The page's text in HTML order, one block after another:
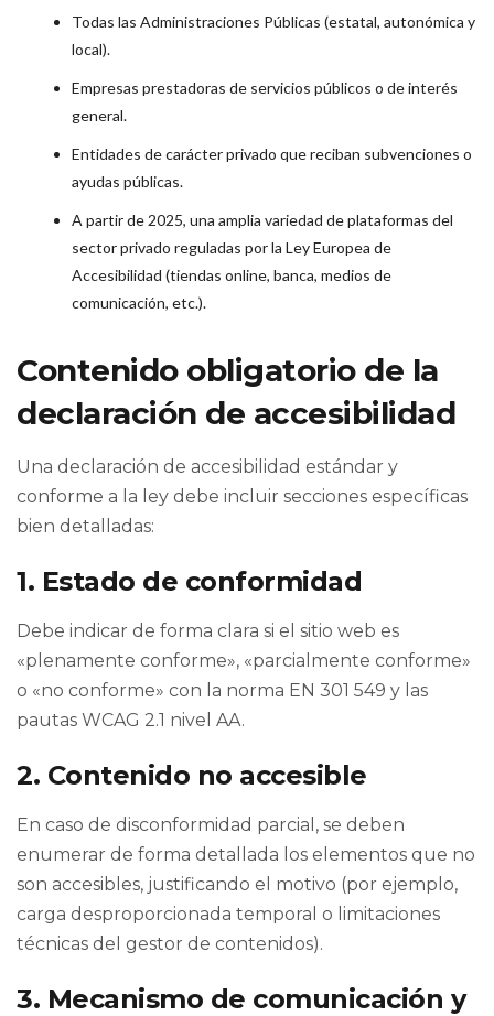
Todas las Administraciones Públicas (estatal, autonómica y
local).
Empresas prestadoras de servicios públicos o de interés
general.
Entidades de carácter privado que reciban subvenciones o
ayudas públicas.
A partir de 2025, una amplia variedad de plataformas del
sector privado reguladas por la Ley Europea de
Accesibilidad (tiendas online, banca, medios de
comunicación, etc.).
Contenido obligatorio de la
declaración de accesibilidad
Una declaración de accesibilidad estándar y
conforme a la ley debe incluir secciones específicas
bien detalladas:
1. Estado de conformidad
Debe indicar de forma clara si el sitio web es
«plenamente conforme», «parcialmente conforme»
o «no conforme» con la norma EN 301 549 y las
pautas WCAG 2.1 nivel AA.
2. Contenido no accesible
En caso de disconformidad parcial, se deben
enumerar de forma detallada los elementos que no
son accesibles, justificando el motivo (por ejemplo,
carga desproporcionada temporal o limitaciones
técnicas del gestor de contenidos).
3. Mecanismo de comunicación y